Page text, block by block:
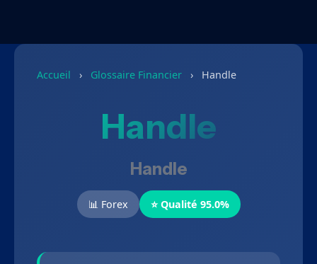
Accueil › Glossaire Financier › Handle
Handle
Handle
📊 Forex ⭐ Qualité 95.0%